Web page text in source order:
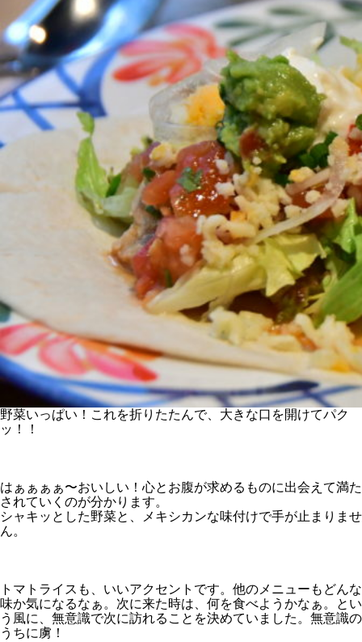
野菜いっぱい！これを折りたたんで、大きな口を開けてパク
ッ！！
はぁぁぁぁ〜おいしい！心とお腹が求めるものに出会えて満た
されていくのが分かります。
シャキッとした野菜と、メキシカンな味付けで手が止まりませ
ん。
トマトライスも、いいアクセントです。他のメニューもどんな
味か気になるなぁ。次に来た時は、何を食べようかなぁ。とい
う風に、無意識で次に訪れることを決めていました。無意識の
うちに虜！